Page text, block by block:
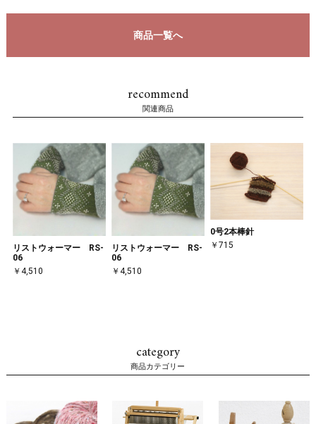
商品一覧へ
recommend
関連商品
リストウォーマー RS-
06
￥4,510
リストウォーマー RS-
06
￥4,510
0号2本棒針
￥715
category
商品カテゴリー